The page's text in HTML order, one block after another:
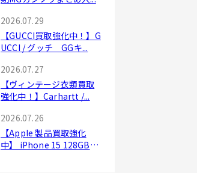
2026.07.29
【GUCCI買取強化中！】G
UCCI / グッチ GGキ...
2026.07.27
【ヴィンテージ衣類買取
強化中！】Carhartt /...
2026.07.26
【Apple 製品買取強化
中】 iPhone 15 128GB